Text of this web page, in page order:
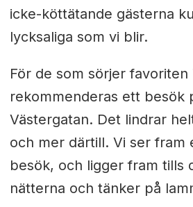
icke-köttätande gästerna
lycksaliga som vi blir.
För de som sörjer
rekommenderas ett besök
Västergatan. Det lindrar
och mer därtill. Vi ser fram
besök, och ligger fram tills
nätterna och tänker på